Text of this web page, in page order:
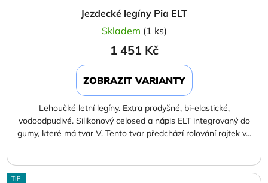
Jezdecké legíny Pia ELT
Skladem (1 ks)
1 451 Kč
ZOBRAZIT VARIANTY
Lehoučké letní legíny. Extra prodyšné, bi-elastické,
vodoodpudivé. Silikonový celosed a nápis ELT integrovaný do
gumy, které má tvar V. Tento tvar předchází rolování rajtek v...
TIP